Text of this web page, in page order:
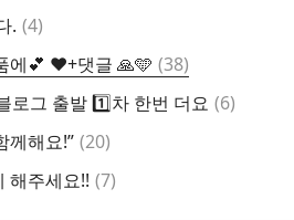
. 댓
(4)
에💕 ❤️+댓글 🙏🩵 댓
글
(38)
로그 출발 1️⃣차 한번 더요 댓
(6)
께해요!” 댓
(20)
해주세요!! 댓
(7)